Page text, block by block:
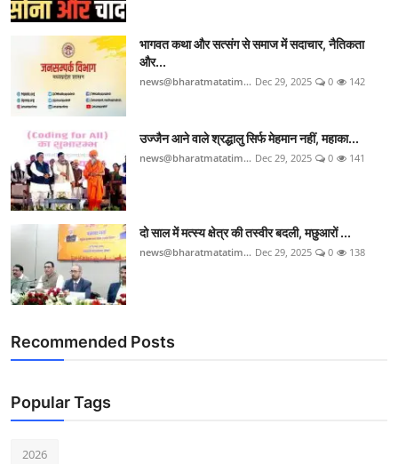
भागवत कथा और सत्संग से समाज में सदाचार, नैतिकता
और...
news@bharatmatatim... Dec 29, 2025 0 142
उज्जैन आने वाले श्रद्धालु सिर्फ मेहमान नहीं, महाका...
news@bharatmatatim... Dec 29, 2025 0 141
दो साल में मत्स्य क्षेत्र की तस्वीर बदली, मछुआरों ...
news@bharatmatatim... Dec 29, 2025 0 138
Recommended Posts
Popular Tags
2026